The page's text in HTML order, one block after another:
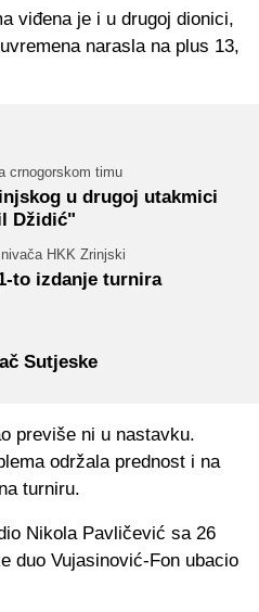
viđena je i u drugoj dionici,
narasla na plus 13,
crnogorskom timu
u drugoj utakmici
Džidić"
HKK Zrinjski
to izdanje turnira
Sutjeske
previše ni u nastavku.
održala prednost i na
turniru.
Nikola Pavličević sa 26
duo Vujasinović-Fon ubacio